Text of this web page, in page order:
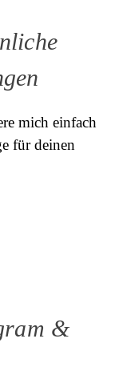
mich einfach
für deinen
&